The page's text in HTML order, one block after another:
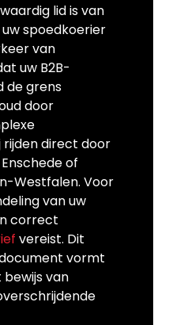
lid is van
spoedkoerier
van
uw B2B-
de grens
door
rijden direct door
of
Westfalen. Voor
van uw
correct
vereist. Dit
vormt
bewijs van